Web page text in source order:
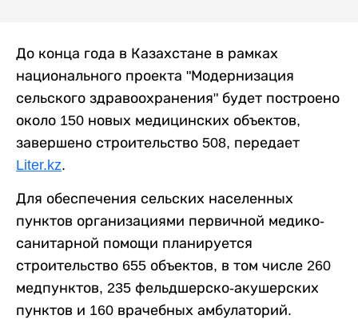
До конца года в Казахстане в рамках
национального проекта "Модернизация
сельского здравоохранения" будет построено
около 150 новых медицинских объектов,
завершено строительство 508, передает
Liter.kz.
Для обеспечения сельских населенных
пунктов организациями первичной медико-
санитарной помощи планируется
строительство 655 объектов, в том числе 260
медпунктов, 235 фельдшерско-акушерских
пунктов и 160 врачебных амбулаторий.